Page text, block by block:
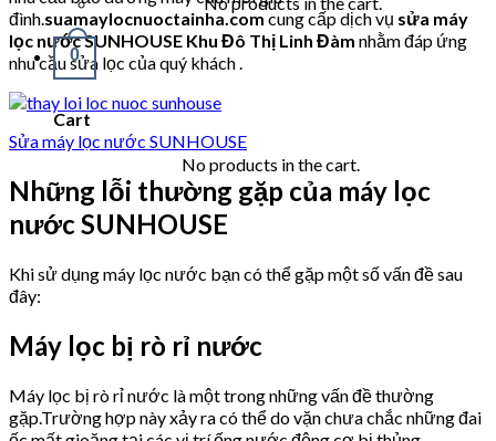
0
Cart
No products in the cart.
đình.suamaylocnuoctainha.com cung cấp dịch vụ sửa máy
lọc nước SUNHOUSE Khu Đô Thị Linh Đàm nhằm đáp ứng
nhu cầu sửa lọc của quý khách .
Sửa máy lọc nước SUNHOUSE
Những lỗi thường gặp của máy lọc
nước SUNHOUSE
Khi sử dụng máy lọc nước bạn có thể gặp một số vấn đề sau
đây:
Máy lọc bị rò rỉ nước
Máy lọc bị rò rỉ nước là một trong những vấn đề thường
gặp.Trường hợp này xảy ra có thể do vặn chưa chắc những đai